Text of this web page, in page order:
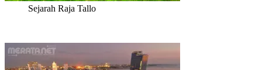
Sejarah Raja Tallo